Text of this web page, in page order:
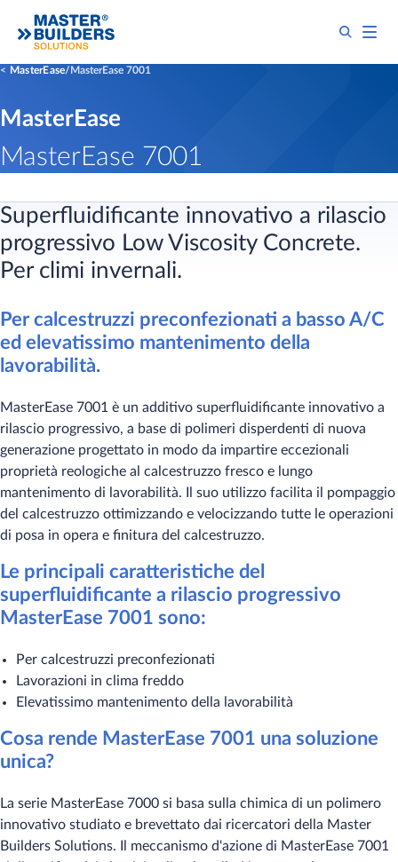
MasterEase MasterEase 7001
MasterEase
MasterEase 7001
Superfluidificante innovativo a rilascio
progressivo Low Viscosity Concrete.
Per climi invernali.
Per calcestruzzi preconfezionati a basso A/C
ed elevatissimo mantenimento della
lavorabilità.
MasterEase 7001 è un additivo superfluidificante innovativo a
rilascio progressivo, a base di polimeri disperdenti di nuova
generazione progettato in modo da impartire eccezionali
proprietà reologiche al calcestruzzo fresco e lungo
mantenimento di lavorabilità. Il suo utilizzo facilita il pompaggio
del calcestruzzo ottimizzando e velocizzando tutte le operazioni
di posa in opera e finitura del calcestruzzo.​​​
Le principali caratteristiche del
superfluidificante a rilascio progressivo
MasterEase 7001 sono:​
Per calcestruzzi preconfezionati​
Lavorazioni in clima freddo
Elevatissimo mantenimento della lavorabilità
​Cosa rende MasterEase 7001 una soluzione
unica?
La serie MasterEase 7000 si basa sulla chimica di un polimero
innovativo studiato e brevettato dai ricercatori della Master
Builders Solutions. Il meccanismo d'azione di MasterEase 7001